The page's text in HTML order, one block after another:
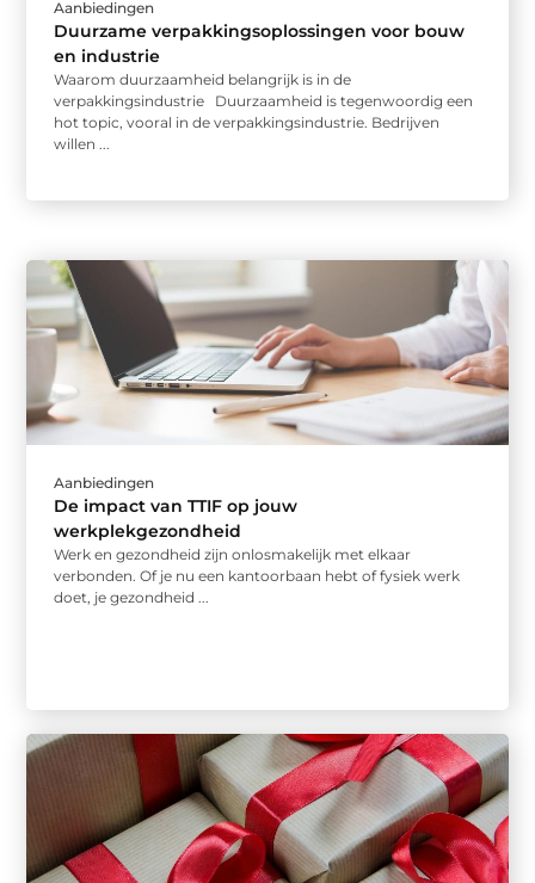
Aanbiedingen
Duurzame verpakkingsoplossingen voor bouw
en industrie
Waarom duurzaamheid belangrijk is in de
verpakkingsindustrie Duurzaamheid is tegenwoordig een
hot topic, vooral in de verpakkingsindustrie. Bedrijven
willen ...
Aanbiedingen
De impact van TTIF op jouw
werkplekgezondheid
Werk en gezondheid zijn onlosmakelijk met elkaar
verbonden. Of je nu een kantoorbaan hebt of fysiek werk
doet, je gezondheid ...